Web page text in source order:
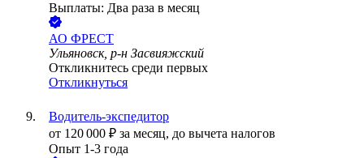
Выплаты: Два раза в месяц
АО ФРЕСТ
Ульяновск, р-н Засвияжский
Откликнитесь среди первых
Откликнуться
Водитель-экспедитор
от 120 000 ₽ за месяц, до вычета налогов
Опыт 1-3 года